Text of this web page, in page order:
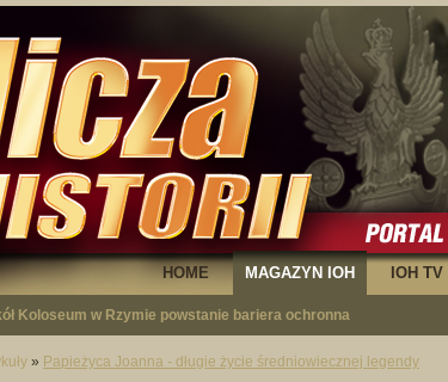
IOH TV
MAGAZYN IOH
HOME
- opowieść o Januszu Krupskim"
» Papieżyca Joanna - długie życie średniowiecznej legendy